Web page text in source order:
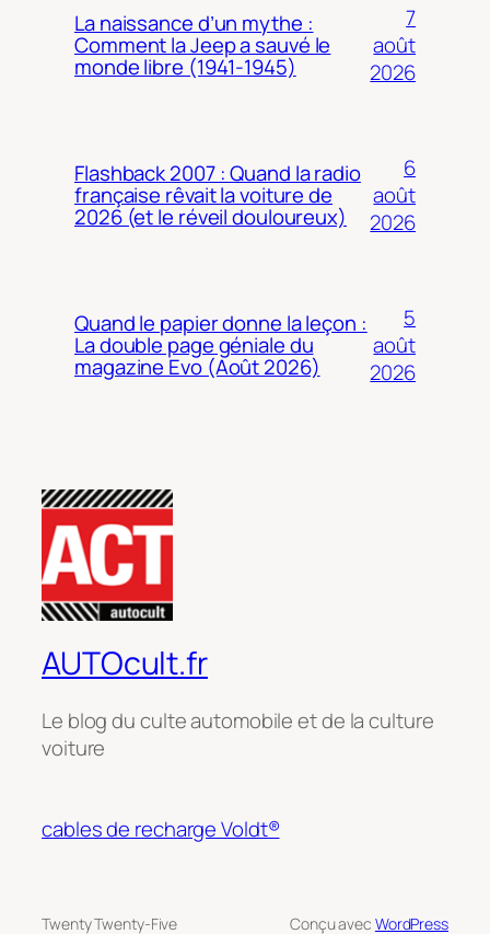
La naissance d’un mythe :
Comment la Jeep a sauvé le
monde libre (1941-1945)
7
août
2026
Flashback 2007 : Quand la radio
française rêvait la voiture de
2026 (et le réveil douloureux)
6
août
2026
Quand le papier donne la leçon :
La double page géniale du
magazine Evo (Août 2026)
5
août
2026
AUTOcult.fr
Le blog du culte automobile et de la culture
voiture
cables de recharge Voldt®
Twenty Twenty-Five Conçu avec WordPress